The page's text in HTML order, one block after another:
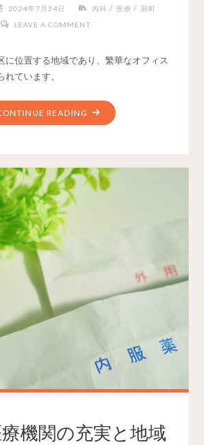
2024年7月24日 内科 / 医療 / 田町
LEAVE A COMMENT
に位置する地域であり、繁華なオフィス
ています。
READING
機関の充実と地域